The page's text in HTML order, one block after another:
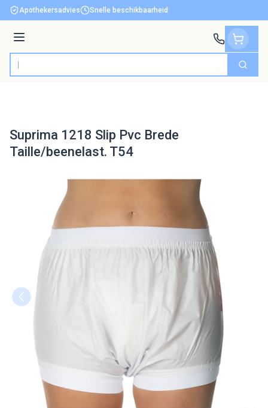
Ga naar de inhoud
Apothekersadvies Snelle beschikbaarheid
Menu
Product, merk, categorie... Zoek
Suprima 1218 Slip Pvc Brede
Taille/beenelast. T54